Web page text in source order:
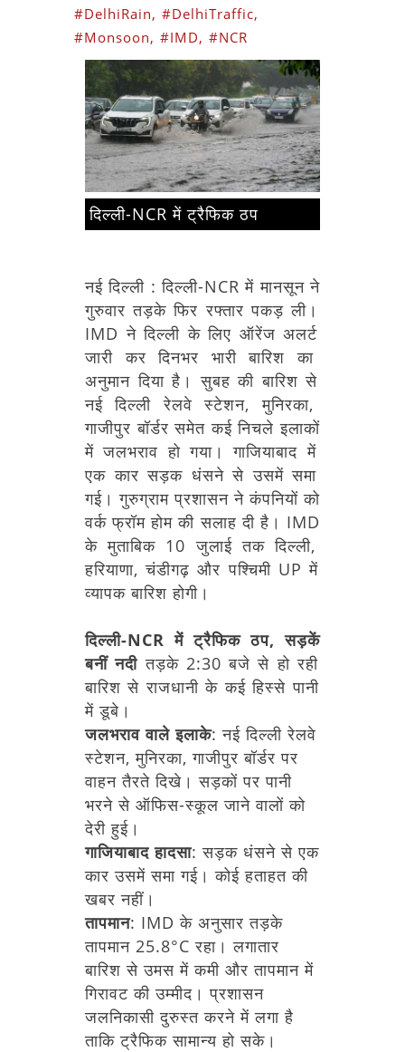
#DelhiRain, #DelhiTraffic,
#Monsoon, #IMD, #NCR
दिल्ली-NCR में ट्रैफिक ठप
नई दिल्ली : दिल्ली-NCR में मानसूनने
गुरुवार तड़के फिर रफ्तार पकड़ली।
IMD नेदिल्ली केलिए ऑरेंज अलर्ट
जारी कर दिनभर भारीबारिश का
अनुमान दियाहै। सुबह की बारिश से
नई दिल्ली रेलवे स्टेशन, मुनिरका,
गाजीपुर बॉर्डर समेत कईनिचले इलाकों
में जलभराव होगया। गाजियाबाद में
एक कार सड़क धंसनेसे उसमेंसमा
गई। गुरुग्राम प्रशासन ने कंपनियों को
वर्क फ्रॉम होम की सलाह दीहै। IMD
के मुताबिक 10 जुलाईतकदिल्ली,
हरियाणा, चंडीगढ़ और पश्चिमीUP में
व्यापक बारिश होगी।
दिल्ली-NCR मेंट्रैफिकठप, सड़कें
बनींनदी तड़के2:30 बजे से होरही
बारिश से राजधानीके कईहिस्से पानी
में डूबे।
जलभराव वाले इलाके: नई दिल्ली रेलवे
स्टेशन, मुनिरका, गाजीपुर बॉर्डर पर
वाहन तैरते दिखे। सड़कों पर पानी
भरने से ऑफिस-स्कूल जाने वालों को
देरी हुई।
गाजियाबाद हादसा: सड़क धंसने से एक
कार उसमें समा गई। कोई हताहत की
खबर नहीं।
तापमान: IMD के अनुसार तड़के
तापमान 25.8°C रहा। लगातार
बारिश से उमस में कमी और तापमान में
गिरावट की उम्मीद। प्रशासन
जलनिकासी दुरुस्त करने में लगा है
ताकि ट्रैफिक सामान्य हो सके।